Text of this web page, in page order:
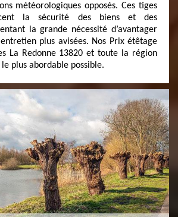
météorologiques opposés. Ces tiges
la sécurité des biens et des
la grande nécessité d’avantager
plus avisées. Nos Prix étêtage
La Redonne 13820 et toute la région
plus abordable possible.